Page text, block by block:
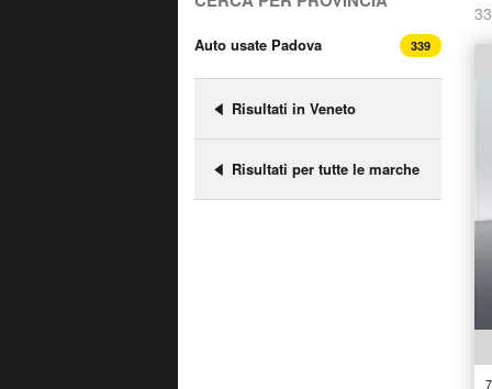
Auto usate Padova 339
Risultati in Veneto
Risultati per tutte le marche